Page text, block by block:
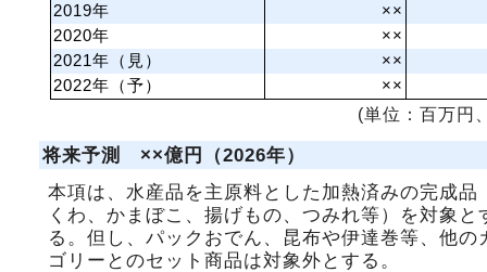
2019年
××
2020年
××
2021年（見）
××
2022年（予）
××
(単位：百万円
将来予測 ××億円（2026年）
本項は、水産品を主原料とした加熱済みの完成品
くわ、かまぼこ、揚げもの、つみれ等）を対象と
る。但し、パックおでん、昆布や伊達巻等、他の
ゴリーとのセット商品は対象外とする。